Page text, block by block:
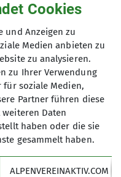
Fülle an
Enzian,
belohnt.
in
uns von der Tour
nehmen.
Teilnehmer die
Cookies
und Anzeigen zu
Medien anbieten zu
zu analysieren.
zu Ihrer Verwendung
für soziale Medien,
Partner führen diese
Daten
haben oder die sie
gesammelt haben.
ALPENVEREINAKTIV.COM